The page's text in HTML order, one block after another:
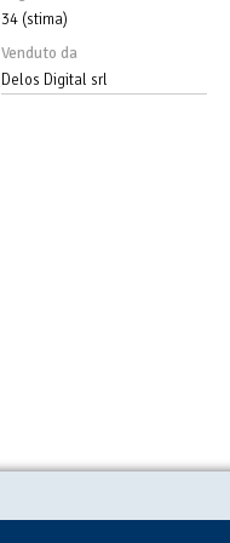
34 (stima)
Venduto da
Delos Digital srl